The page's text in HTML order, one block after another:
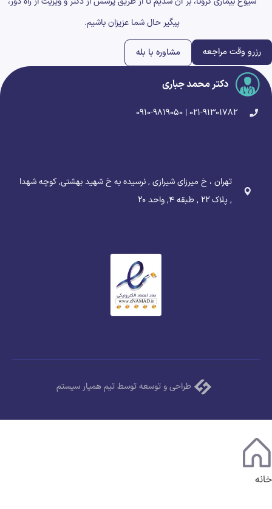
پیگیر حال شما عزیزان باشیم.
رزرو وقت مراجعه مشاوره با بله
دکتر محمد جباری
۰۲۱-۹۱۳۰۱۷۸۲ | ۰۹۱۰-۹۸۱۹۰۵۰
تهران ، خ میرزای شیرازی , نرسیده به خ شهید بهشتی, کوچه شهدا
, پلاک ۲۲ , طبقه ۴, واحد ۲۰
طراحی و توسعه توسط تیم همیار سیستم
خانه